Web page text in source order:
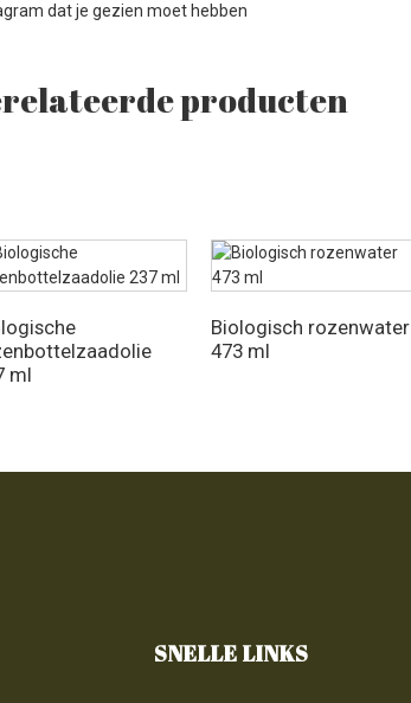
producten
ml
Biologisch rozenwater
473 ml
SNELLE LINKS